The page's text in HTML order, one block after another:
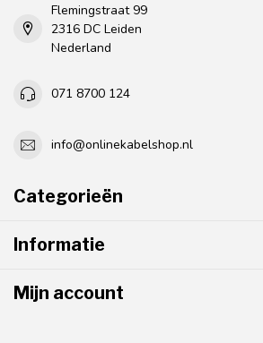
Flemingstraat 99
2316 DC Leiden
Nederland
071 8700 124
info@onlinekabelshop.nl
Categorieën
Informatie
Mijn account